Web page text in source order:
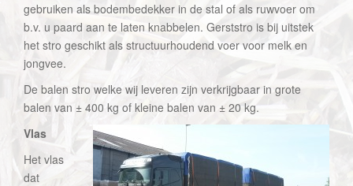
gebruiken als bodembedekker in de stal of als ruwvoer om
b.v. u paard aan te laten knabbelen. Gerststro is bij uitstek
het stro geschikt als structuurhoudend voer voor melk en
jongvee.
De balen stro welke wij leveren zijn verkrijgbaar in grote
balen van ± 400 kg of kleine balen van ± 20 kg.
Vlas
Het vlas
dat